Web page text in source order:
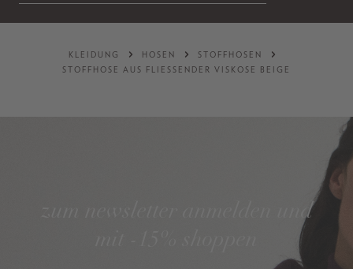
KLEIDUNG HOSEN
STOFFHOSEN
STOFFHOSE AUS FLIESSENDER VISKOSE BEIGE
zum newsletter anmelden und